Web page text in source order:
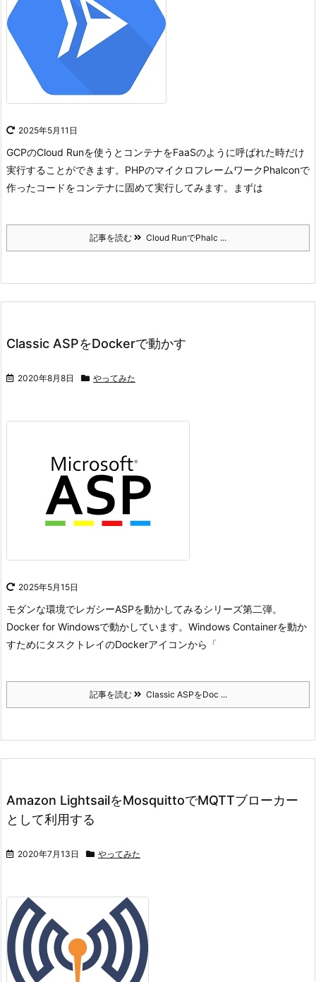
2025年5月11日
GCPのCloud Runを使うとコンテナをFaaSのように呼ばれた時だけ
実行することができます。 PHPのマイクロフレームワークPhalconで
作ったコードをコンテナに固めて実行してみます。
まずは
記事を読む Cloud RunでPhalc ...
Classic ASPをDockerで動かす
2020年8月8日 やってみた
2025年5月15日
モダンな環境でレガシーASPを動かしてみるシリーズ第二弾。
Docker for Windowsで動かしています。 Windows Containerを動か
すためにタスクトレイのDockerアイコンから「
記事を読む Classic ASPをDoc ...
Amazon LightsailをMosquittoでMQTTブローカー
として利用する
2020年7月13日 やってみた